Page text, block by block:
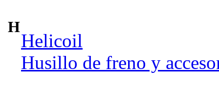
H
Helicoil
Husillo de freno y